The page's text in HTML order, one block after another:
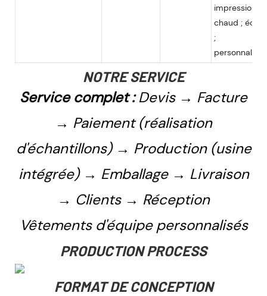
impression à
chaud ;
;
NOTRE SERVICE
Service complet :Devis → Facture
→ Paiement (réalisation
d'échantillons) → Production (usine
intégrée) → Emballage → Livraison
→ Clients → Réception
Vêtements d'équipe personnalisés
PRODUCTION PROCESS
FORMAT DE CONCEPTION